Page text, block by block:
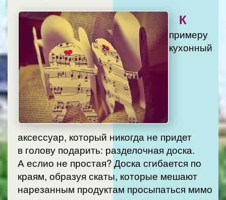
К
примеру
кухонный
аксессуар, который никогда не придет
в голову подарить: разделочная доска.
А еслио не простая? Доска сгибается по
краям, образуя скаты, которые мешают
нарезанным продуктам просыпаться мимо